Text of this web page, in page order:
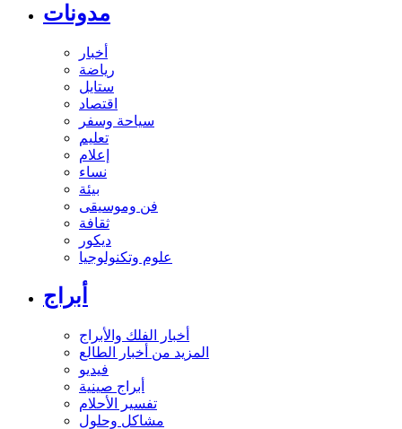
مدونات
أخبار
رياضة
ستايل
اقتصاد
سياحة وسفر
تعليم
إعلام
نساء
بيئة
فن وموسيقى
ثقافة
ديكور
علوم وتكنولوجيا
أبراج
أخبار الفلك والأبراج
المزيد من أخبار الطالع
فيديو
أبراج صينية
تفسير الأحلام
مشاكل وحلول